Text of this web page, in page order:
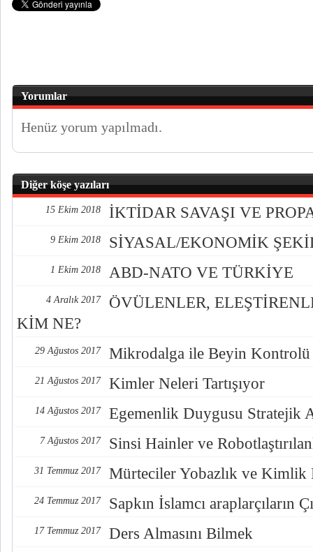
Yorumlar
Henüz yorum yapılmadı.
Diğer köşe yazıları
15 Ekim 2018 İKTİDAR SAVAŞI VE
9 Ekim 2018 SİYASAL/EKONOMİK
1 Ekim 2018 ABD-NATO VE TÜRKİYE
4 Aralık 2017
ÖVÜLENLER,
KİM NE?
29 Ağustos 2017 Mikrodalga ile Beyin Kontrolü
21 Ağustos 2017 Kimler Neleri Tartışıyor
14 Ağustos 2017 Egemenlik Duygusu Stratejik
7 Ağustos 2017 Sinsi Hainler ve
31 Temmuz 2017 Mürteciler Yobazlık ve Kimlik
24 Temmuz 2017 Sapkın İslamcı araplarçıların
17 Temmuz 2017 Ders Almasını Bilmek